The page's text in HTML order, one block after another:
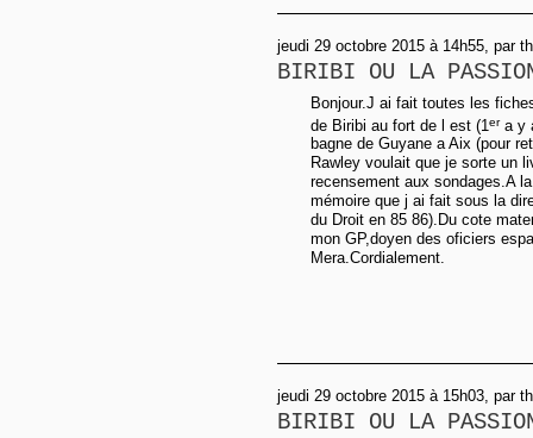
jeudi 29 octobre 2015 à 14h55, par
BIRIBI OU LA PASSION
Bonjour.J ai fait toutes les
de Biribi au fort de l est (1era y
bagne de Guyane a Aix (pour
Rawley voulait que je sorte un
recensement aux sondages.A
mémoire que j ai fait sous la
du Droit en 85 86).Du cote
mon GP,doyen des oficiers
Mera.Cordialement.
jeudi 29 octobre 2015 à 15h03, par
BIRIBI OU LA PASSION